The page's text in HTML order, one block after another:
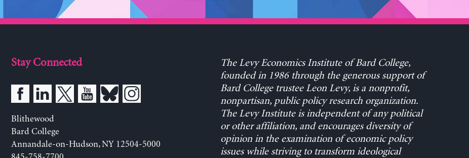
Stay Connected
Blithewood
Bard College
Annandale-on-Hudson, NY 12504-5000
The Levy Economics Institute of Bard College,
founded in 1986 through the generous support of
Bard College trustee Leon Levy, is a nonprofit,
nonpartisan, public policy research organization.
The Levy Institute is independent of any political
or other affiliation, and encourages diversity of
opinion in the examination of economic policy
issues while striving to transform ideological